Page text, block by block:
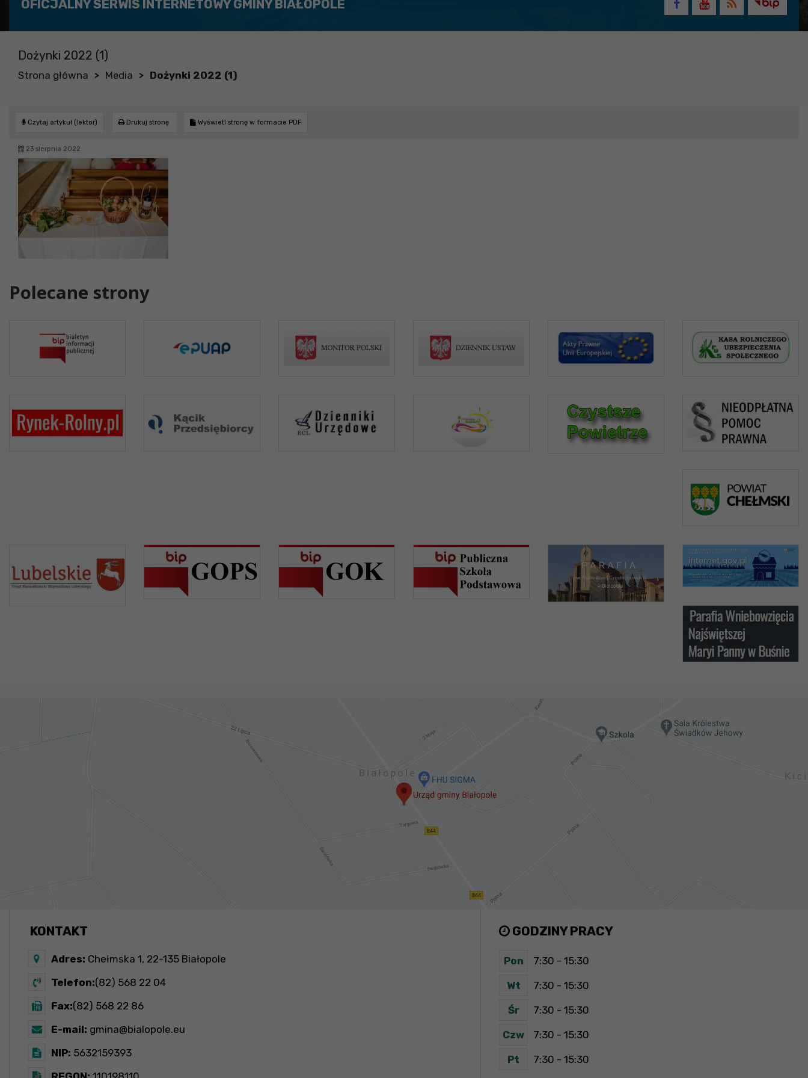
OFICJALNY SERWIS INTERNETOWY GMINY BIAŁOPOLE
Dożynki 2022 (1)
Strona główna > Media > Dożynki 2022 (1)
Czytaj artykuł (lektor) Drukuj stronę Wyświetl stronę w formacie PDF
23 sierpnia 2022
Polecane strony
KONTAKT
Adres: Chełmska 1, 22-135 Białopole
Telefon:(82) 568 22 04
Fax:(82) 568 22 86
E-mail: gmina@bialopole.eu
NIP: 5632159393
GODZINY PRACY
Pon 7:30 - 15:30
Wt 7:30 - 15:30
Śr 7:30 - 15:30
Czw 7:30 - 15:30
Pt 7:30 - 15:30